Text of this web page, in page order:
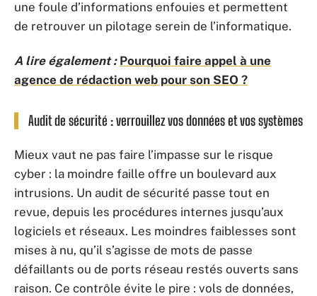
une foule d’informations enfouies et permettent
de retrouver un pilotage serein de l’informatique.
A lire également : Pourquoi faire appel à une
agence de rédaction web pour son SEO ?
Audit de sécurité : verrouillez vos données et vos systèmes
Mieux vaut ne pas faire l’impasse sur le risque
cyber : la moindre faille offre un boulevard aux
intrusions. Un audit de sécurité passe tout en
revue, depuis les procédures internes jusqu’aux
logiciels et réseaux. Les moindres faiblesses sont
mises à nu, qu’il s’agisse de mots de passe
défaillants ou de ports réseau restés ouverts sans
raison. Ce contrôle évite le pire : vols de données,